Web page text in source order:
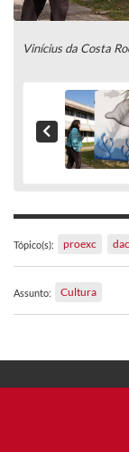
Vinícius da Costa
Tópico(s): proexc dac
Assunto: Cultura